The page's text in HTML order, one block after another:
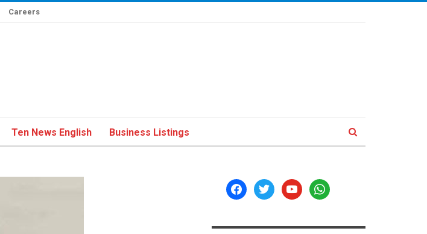
Careers
Ten News English Business Listings
facebooktwitteryoutubewhatsapp